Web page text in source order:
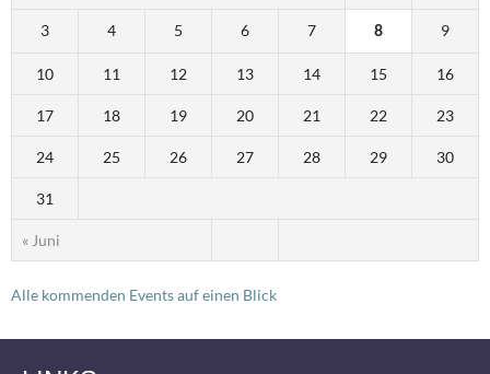
« Juni
3 4 5 6 7 8 9
10 11 12 13 14 15 16
17 18 19 20 21 22 23
24 25 26 27 28 29 30
31
Alle kommenden Events auf einen Blick